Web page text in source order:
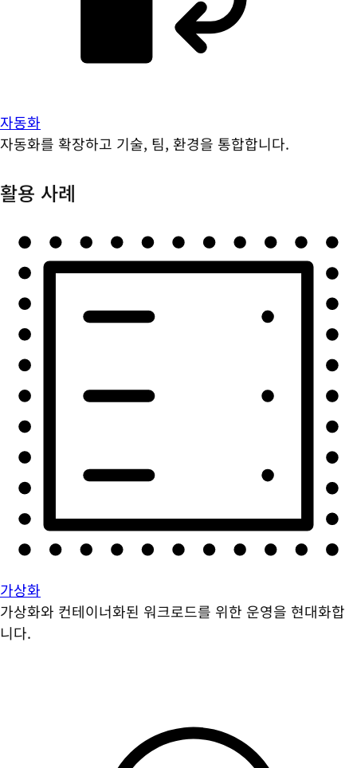
자동화
자동화를 확장하고 기술, 팀, 환경을 통합합니다.
활용 사례
가상화
가상화와 컨테이너화된 워크로드를 위한 운영을 현대화합
니다.